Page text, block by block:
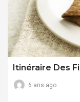
Itinéraire Des
6 ans ago